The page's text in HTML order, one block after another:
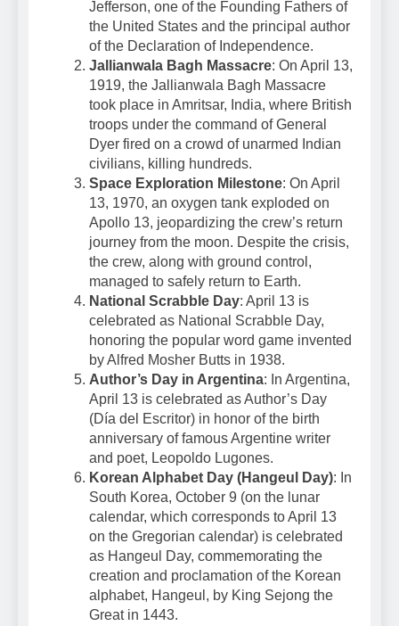
Jefferson, one of the Founding Fathers of
the United States and the principal author
of the Declaration of Independence.
Jallianwala Bagh Massacre: On April 13,
1919, the Jallianwala Bagh Massacre
took place in Amritsar, India, where British
troops under the command of General
Dyer fired on a crowd of unarmed Indian
civilians, killing hundreds.
Space Exploration Milestone: On April
13, 1970, an oxygen tank exploded on
Apollo 13, jeopardizing the crew’s return
journey from the moon. Despite the crisis,
the crew, along with ground control,
managed to safely return to Earth.
National Scrabble Day: April 13 is
celebrated as National Scrabble Day,
honoring the popular word game invented
by Alfred Mosher Butts in 1938.
Author’s Day in Argentina: In Argentina,
April 13 is celebrated as Author’s Day
(Día del Escritor) in honor of the birth
anniversary of famous Argentine writer
and poet, Leopoldo Lugones.
Korean Alphabet Day (Hangeul Day): In
South Korea, October 9 (on the lunar
calendar, which corresponds to April 13
on the Gregorian calendar) is celebrated
as Hangeul Day, commemorating the
creation and proclamation of the Korean
alphabet, Hangeul, by King Sejong the
Great in 1443.